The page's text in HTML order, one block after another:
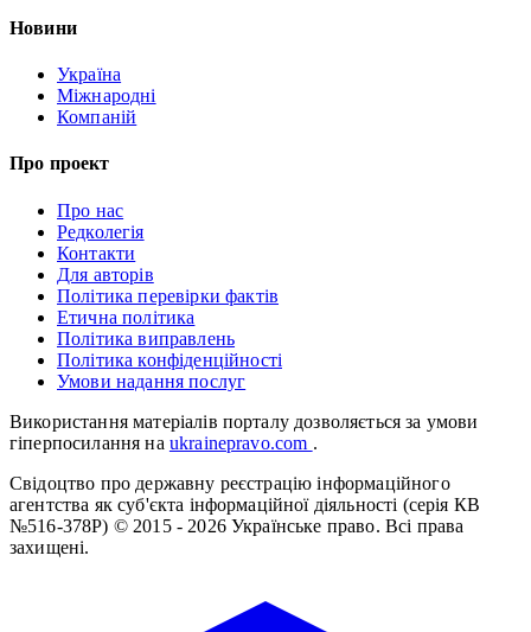
Новини
Україна
Міжнародні
Компаній
Про проект
Про нас
Редколегія
Контакти
Для авторів
Політика перевірки фактів
Етична політика
Політика виправлень
Політика конфіденційності
Умови надання послуг
Використання матеріалів порталу дозволяється за умови
гіперпосилання на ukrainepravo.com .
Свідоцтво про державну реєстрацію інформаційного
агентства як суб'єкта інформаційної діяльності (серія КВ
№516-378Р) © 2015 - 2026 Українське право. Всі права
захищені.